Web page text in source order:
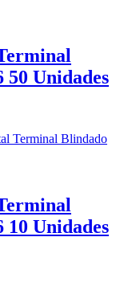
Unidades
Unidades